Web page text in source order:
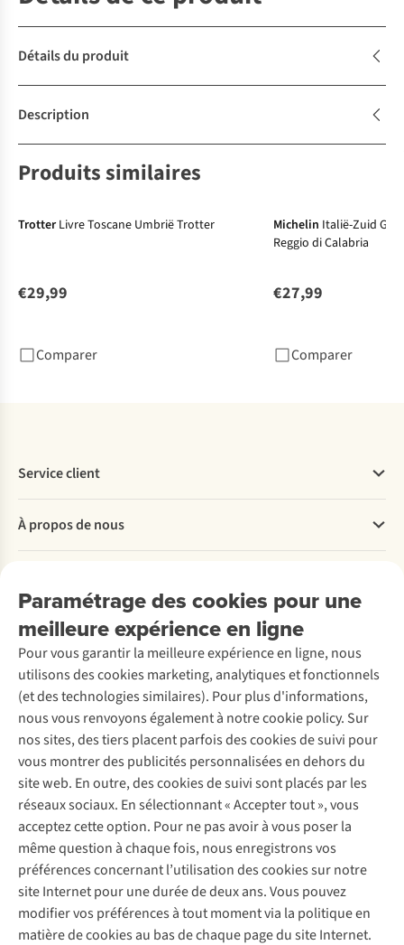
Détails du produit
Description
Produits similaires
Trotter Livre Toscane Umbrië Trotter
€29,99
Comparer
Michelin Italië-Zuid GVN Rome-Napels-
Reggio di Calabria
€27,99
Comparer
Paramétrage des cookies pour une
meilleure expérience en ligne
Pour vous garantir la meilleure expérience en ligne, nous
utilisons des cookies marketing, analytiques et fonctionnels
(et des technologies similaires). Pour plus d'informations,
nous vous renvoyons également à notre cookie policy. Sur
nos sites, des tiers placent parfois des cookies de suivi pour
vous montrer des publicités personnalisées en dehors du
site web. En outre, des cookies de suivi sont placés par les
réseaux sociaux. En sélectionnant « Accepter tout », vous
acceptez cette option. Pour ne pas avoir à vous poser la
même question à chaque fois, nous enregistrons vos
préférences concernant l’utilisation des cookies sur notre
site Internet pour une durée de deux ans. Vous pouvez
modifier vos préférences à tout moment via la politique en
matière de cookies au bas de chaque page du site Internet.
Service client
Commander
Payer
Retourner
Rétractation d'une commande
Entretien & réparations
Garantie
Contactez-nous
À propos de nous
Entreprise responsable
À propos d’Ayacucho
Nos magasins
À propos d’A.S.Adventure
Déclaration d'accessibilité
Location / Location sports d’hiver
Seconde-main
Entretien de ski
Service de lavage
Entretien de chaussures
Réparation de chaussures
Réparation de vêtements
Retouches
Pour les entreprises
Découvrez
A.S.Magazine
Explore Camp
Expertise & conseils
Abonnez-vous à la newsletter
Suivez-nous
Mentions légales
Politique de confidentialité